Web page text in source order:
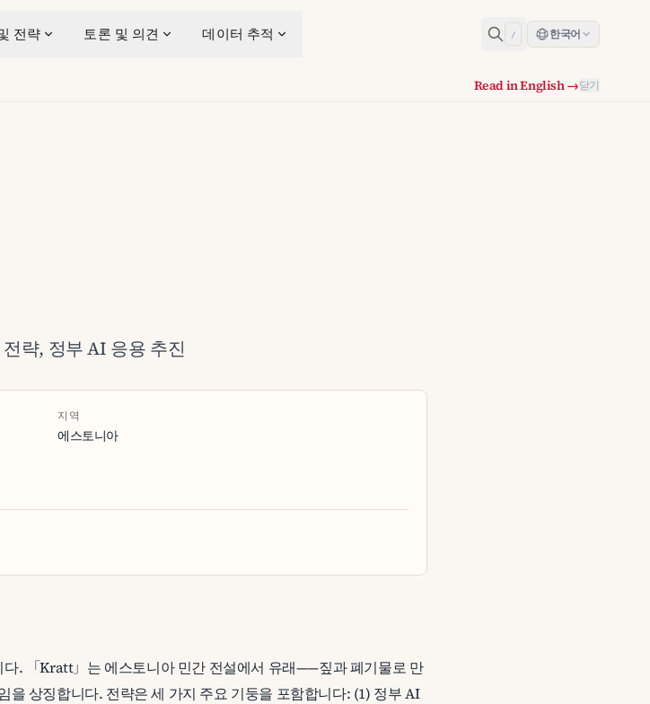
전략 토론 및 의견 데이터 추적 / 한국어
Read in English →닫기
략, 정부 AI 응용 추진
지역
에스토니아
. 「Kratt」는 에스토니아 민간 전설에서 유래——짚과 폐기물로 만
상징합니다. 전략은 세 가지 주요 기둥을 포함합니다: (1) 정부 AI